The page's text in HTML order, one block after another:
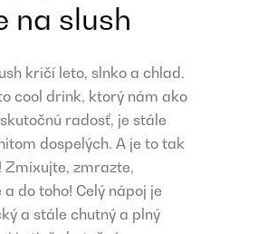
na slush
kričí leto, slnko a chlad.
cool drink, ktorý nám ako
radosť, je stále
dospelých. A je to tak
Zmixujte, zmrazte,
do toho! Celý nápoj je
a stále chutný a plný